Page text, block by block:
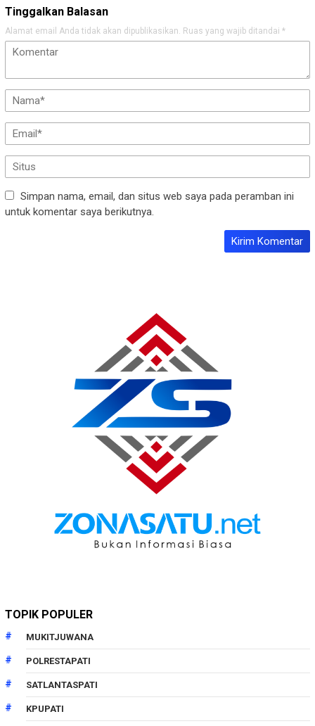
Tinggalkan Balasan
Alamat email Anda tidak akan dipublikasikan. Ruas yang wajib ditandai *
Simpan nama, email, dan situs web saya pada peramban ini
untuk komentar saya berikutnya.
TOPIK POPULER
MUKITJUWANA
POLRESTAPATI
SATLANTASPATI
KPUPATI